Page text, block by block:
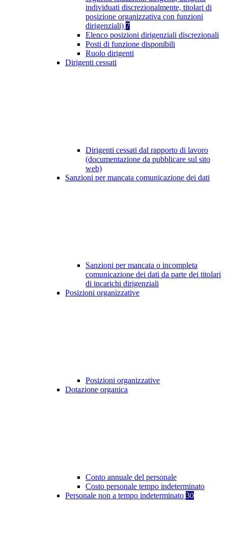
individuati discrezionalmente, titolari di
posizione organizzativa con funzioni
dirigenziali) 7
Elenco posizioni dirigenziali discrezionali
Posti di funzione disponibili
Ruolo dirigenti
Dirigenti cessati
Dirigenti cessati dal rapporto di lavoro
(documentazione da pubblicare sul sito
web)
Sanzioni per mancata comunicazione dei dati
Sanzioni per mancata o incompleta
comunicazione dei dati da parte dei titolari
di incarichi dirigenziali
Posizioni organizzative
Posizioni organizzative
Dotazione organica
Conto annuale del personale
Costo personale tempo indeterminato
Personale non a tempo indeterminato 30